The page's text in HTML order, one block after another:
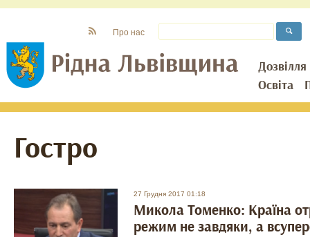
Дозвілля
Освіта
Про нас
Гостро
27 Грудня 2017 01:18
Микола Томенко: Країна
режим не завдяки, а